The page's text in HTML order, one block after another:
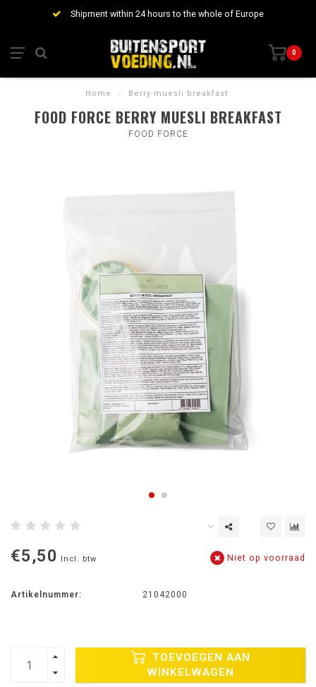
Shipment within 24 hours to the whole of Europe
0
Home / Berry muesli breakfast
FOOD FORCE BERRY MUESLI BREAKFAST
FOOD FORCE
€5,50 Incl. btw Niet op voorraad
Artikelnummer: 21042000
TOEVOEGEN AAN
WINKELWAGEN